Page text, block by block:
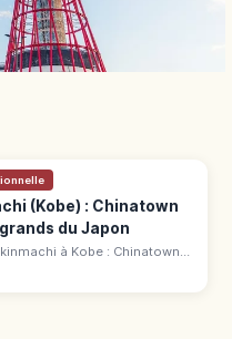
(Kobe) : Chinatown
du Japon
à Kobe : Chinatown
xiaolongbao, portes Pailou
An chinois près de JR